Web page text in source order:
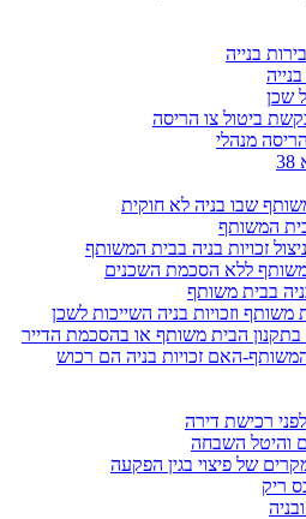
בנייה
שכן
ביטול צו הריסה
מנהלי
שבו בניה לא חוקית
המשותף
ניצול זכויות בניה בבית המשותף
משותף ללא הסכמת השכנים
בבית משותף
וזכויות בניה השייכות לשכן
בתקנון הבית משותף או בהסכמת הדייר
המשותף-האם זכויות בניה הם רכוש
רכישת דירה
והיטל השבחה
של פיצוי בגין הפקעה
ריק